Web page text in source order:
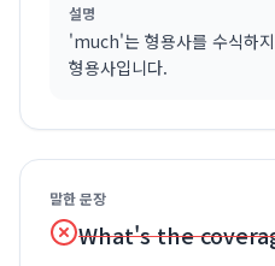
설명
'much'는 형용사를 수식하
형용사입니다.
말한 문장
What's the